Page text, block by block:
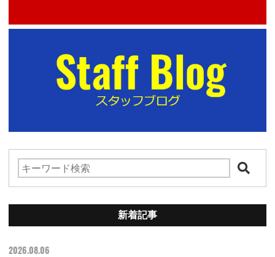
新着記事
2026.08.06